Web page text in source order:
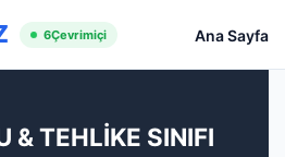
6Çevrimiçi Ana Sayfa
& TEHLİKE SINIFI